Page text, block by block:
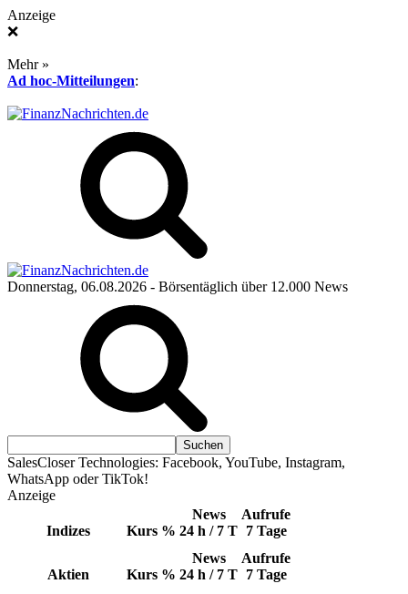
Anzeige
❌
Mehr »
Ad hoc-Mitteilungen:
Donnerstag, 06.08.2026 - Börsentäglich über 12.000 News
SalesCloser Technologies: Facebook, YouTube, Instagram,
WhatsApp oder TikTok!
Anzeige
Indizes Kurs %
News
24 h / 7 T
Aufrufe
7 Tage
Aktien Kurs %
News
24 h / 7 T
Aufrufe
7 Tage